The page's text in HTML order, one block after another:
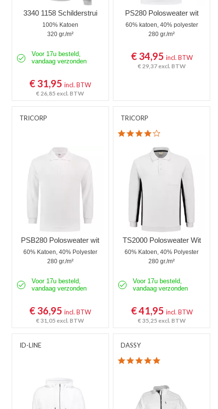
3340 1158 Schilderstrui
100% Katoen
320 gr./m²
Voor 17u besteld,
vandaag verzonden
€ 31,95incl. BTW
€ 26,85 excl. BTW
PS280 Polosweater wit
60% katoen, 40% polyester
280 gr./m²
€ 34,95 incl. BTW
€ 29,37 excl. BTW
TRICORP
PSB280 Polosweater wit
60% Katoen, 40% Polyester
280 gr./m²
Voor 17u besteld,
vandaag verzonden
€ 36,95incl. BTW
€ 31,05 excl. BTW
TRICORP
TS2000 Polosweater Wit
60% Katoen, 40% Polyester
280 gr./m²
Voor 17u besteld,
vandaag verzonden
€ 41,95 incl. BTW
€ 35,25 excl. BTW
ID-LINE DASSY